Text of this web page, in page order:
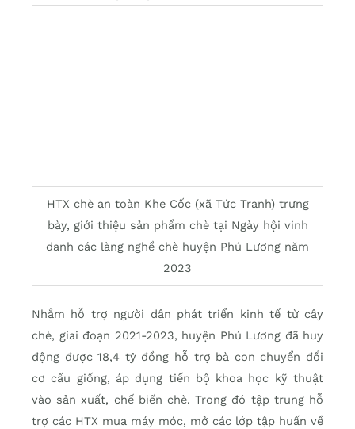
HTX chè an toàn Khe Cốc (xã Tức Tranh) trưng
bày, giới thiệu sản phẩm chè tại Ngày hội vinh
danh các làng nghề chè huyện Phú Lương năm
2023
Nhằm hỗ trợ người dân phát triển kinh tế từ cây
chè, giai đoạn 2021-2023, huyện Phú Lương đã huy
động được 18,4 tỷ đồng hỗ trợ bà con chuyển đổi
cơ cấu giống, áp dụng tiến bộ khoa học kỹ thuật
vào sản xuất, chế biến chè. Trong đó tập trung hỗ
trợ các HTX mua máy móc, mở các lớp tập huấn về